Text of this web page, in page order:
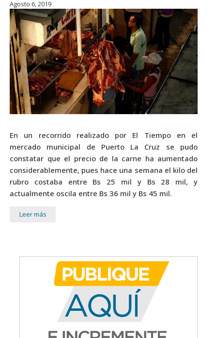
Agosto 6, 2019
En un recorrido realizado por El Tiempo en el
mercado municipal de Puerto La Cruz se pudo
constatar que el precio de la carne ha aumentado
considerablemente, pues hace una semana el kilo del
rubro costaba entre Bs 25 mil y Bs 28 mil, y
actualmente oscila entre Bs 36 mil y Bs 45 mil.
Leer más